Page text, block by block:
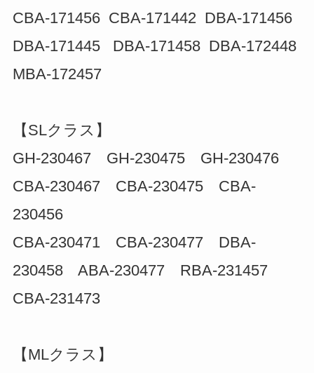
CBA-171456 CBA-171442 DBA-171456
DBA-171445 DBA-171458 DBA-172448
MBA-172457
【SLクラス】
GH-230467 GH-230475 GH-230476
CBA-230467 CBA-230475 CBA-
230456
CBA-230471 CBA-230477 DBA-
230458 ABA-230477 RBA-231457
CBA-231473
【MLクラス】